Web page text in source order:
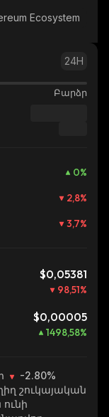
Ecosystem
24H
Բարձր
0%
2,8%
3,7%
$0,05381
98,51%
$0,00005
1498,58%
-2.80%
շուկայական
ունի